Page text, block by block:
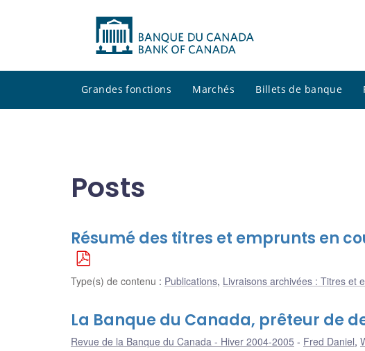
Grandes fonctions Marchés Billets de banque
Posts
Résumé des titres et emprunts en
Type(s) de contenu : Publications, Livraisons archivées : Titres et
La Banque du Canada, prêteur de
Revue de la Banque du Canada - Hiver 2004-2005 Fred Daniel,